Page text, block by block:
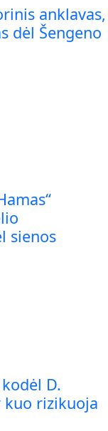
anklavas,
dėl Šengeno
sienos
D.
kuo rizikuoja